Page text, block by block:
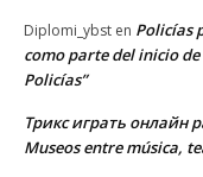
Diplomi_ybst en Policías
como parte del inicio
Policías”
Трикс играть онлайн
Museos entre música,